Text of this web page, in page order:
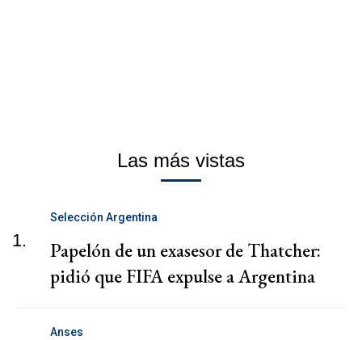
Las más vistas
1.
Selección Argentina
Papelón de un exasesor de Thatcher:
pidió que FIFA expulse a Argentina
Anses